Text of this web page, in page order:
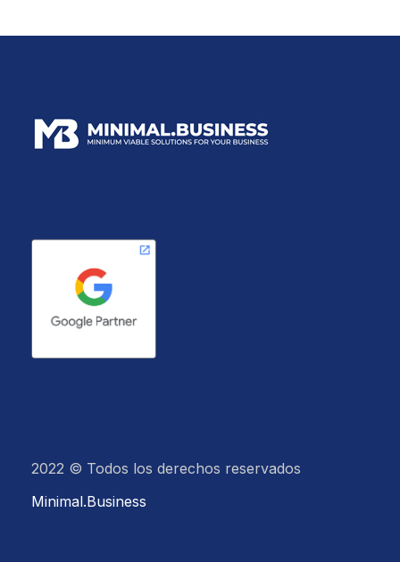
2022 © Todos los derechos reservados
Minimal.Business